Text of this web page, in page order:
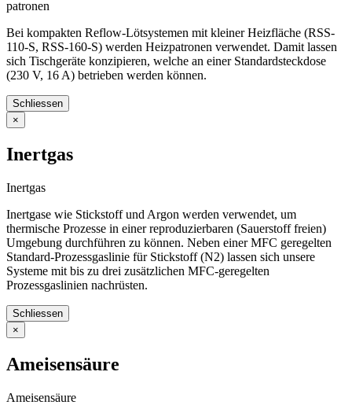
patronen
Bei kompakten Reflow-Lötsystemen mit kleiner Heizfläche (RSS-
110-S, RSS-160-S) werden Heizpatronen verwendet. Damit lassen
sich Tischgeräte konzipieren, welche an einer Standardsteckdose
(230 V, 16 A) betrieben werden können.
Schliessen
×
Inertgas
Inertgas
Inertgase wie Stickstoff und Argon werden verwendet, um
thermische Prozesse in einer reproduzierbaren (Sauerstoff freien)
Umgebung durchführen zu können. Neben einer MFC geregelten
Standard-Prozessgaslinie für Stickstoff (N2) lassen sich unsere
Systeme mit bis zu drei zusätzlichen MFC-geregelten
Prozessgaslinien nachrüsten.
Schliessen
×
Ameisensäure
Ameisensäure